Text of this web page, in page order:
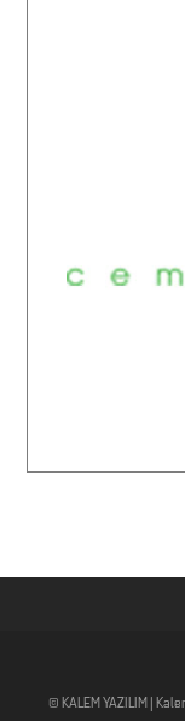
Cem
© KALEM YAZILIM |